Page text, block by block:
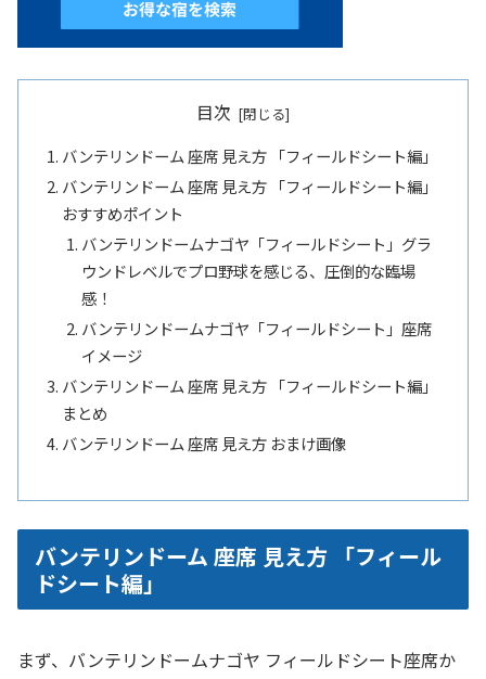
目次
バンテリンドーム 座席 見え方 「フィールドシート編」
バンテリンドーム 座席 見え方 「フィールドシート編」
おすすめポイント
バンテリンドームナゴヤ「フィールドシート」グラ
ウンドレベルでプロ野球を感じる、圧倒的な臨場
感！
バンテリンドームナゴヤ「フィールドシート」座席
イメージ
バンテリンドーム 座席 見え方 「フィールドシート編」
まとめ
バンテリンドーム 座席 見え方 おまけ画像
バンテリンドーム 座席 見え方 「フィール
ドシート編」
まず、バンテリンドームナゴヤ フィールドシート座席か